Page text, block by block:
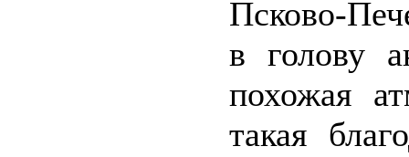
Псково-
в голову
похожая
такая